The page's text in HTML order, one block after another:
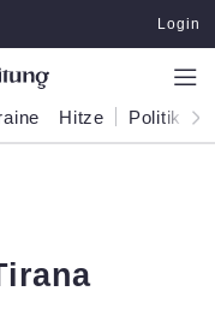
Login
Hitze Politik